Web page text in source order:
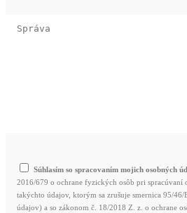
Súhlasím so spracovaním mojich osobných
2016/679 o ochrane fyzických osôb pri
takýchto údajov, ktorým sa zrušuje smernica 95/46/
údajov) a so zákonom č. 18/2018 Z. z. o ochrane